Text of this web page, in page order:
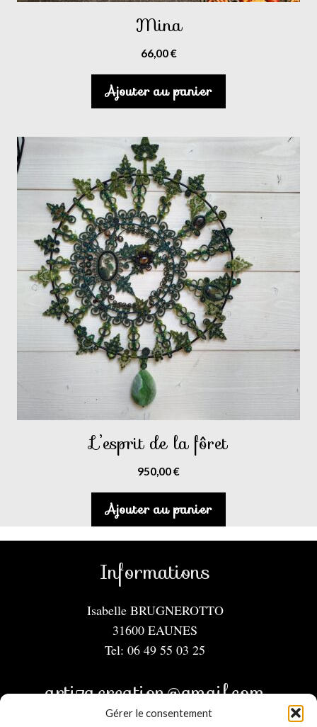
Gérer le consentement
Mina
66,00€
Ajouter au panier
L’esprit de la fôret
950,00€
Ajouter au panier
Informations
Isabelle BRUGNEROTTO
31600 EAUNES
Tel: 06 49 55 03 25
artiza.creation@gmail.com